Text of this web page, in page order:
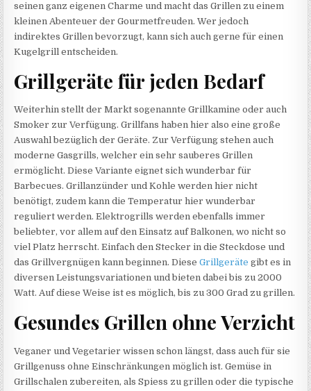
seinen ganz eigenen Charme und macht das Grillen zu einem
kleinen Abenteuer der Gourmetfreuden. Wer jedoch
indirektes Grillen bevorzugt, kann sich auch gerne für einen
Kugelgrill entscheiden.
Grillgeräte für jeden Bedarf
Weiterhin stellt der Markt sogenannte Grillkamine oder auch
Smoker zur Verfügung. Grillfans haben hier also eine große
Auswahl bezüglich der Geräte. Zur Verfügung stehen auch
moderne Gasgrills, welcher ein sehr sauberes Grillen
ermöglicht. Diese Variante eignet sich wunderbar für
Barbecues. Grillanzünder und Kohle werden hier nicht
benötigt, zudem kann die Temperatur hier wunderbar
reguliert werden. Elektrogrills werden ebenfalls immer
beliebter, vor allem auf den Einsatz auf Balkonen, wo nicht so
viel Platz herrscht. Einfach den Stecker in die Steckdose und
das Grillvergnügen kann beginnen. DieseGrillgeräte gibt es in
diversen Leistungsvariationen und bieten dabei bis zu 2000
Watt. Auf diese Weise ist es möglich, bis zu 300 Grad zu grillen.
Gesundes Grillen ohne Verzicht
Veganer und Vegetarier wissen schon längst, dass auch für sie
Grillgenuss ohne Einschränkungen möglich ist. Gemüse in
Grillschalen zubereiten, als Spiess zu grillen oder die typische